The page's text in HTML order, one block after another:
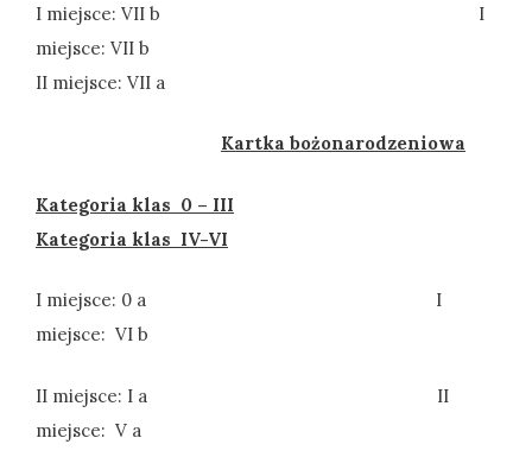
I miejsce: VII b I
miejsce: VII b
II miejsce: VII a
Kartka bożonarodzeniowa
Kategoria klas 0 – III
Kategoria klas IV-VI
I miejsce: 0 a I
miejsce: VI b
II miejsce: I a II
miejsce: V a